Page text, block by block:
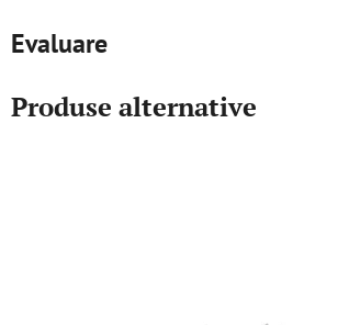
Evaluare
Produse alternative